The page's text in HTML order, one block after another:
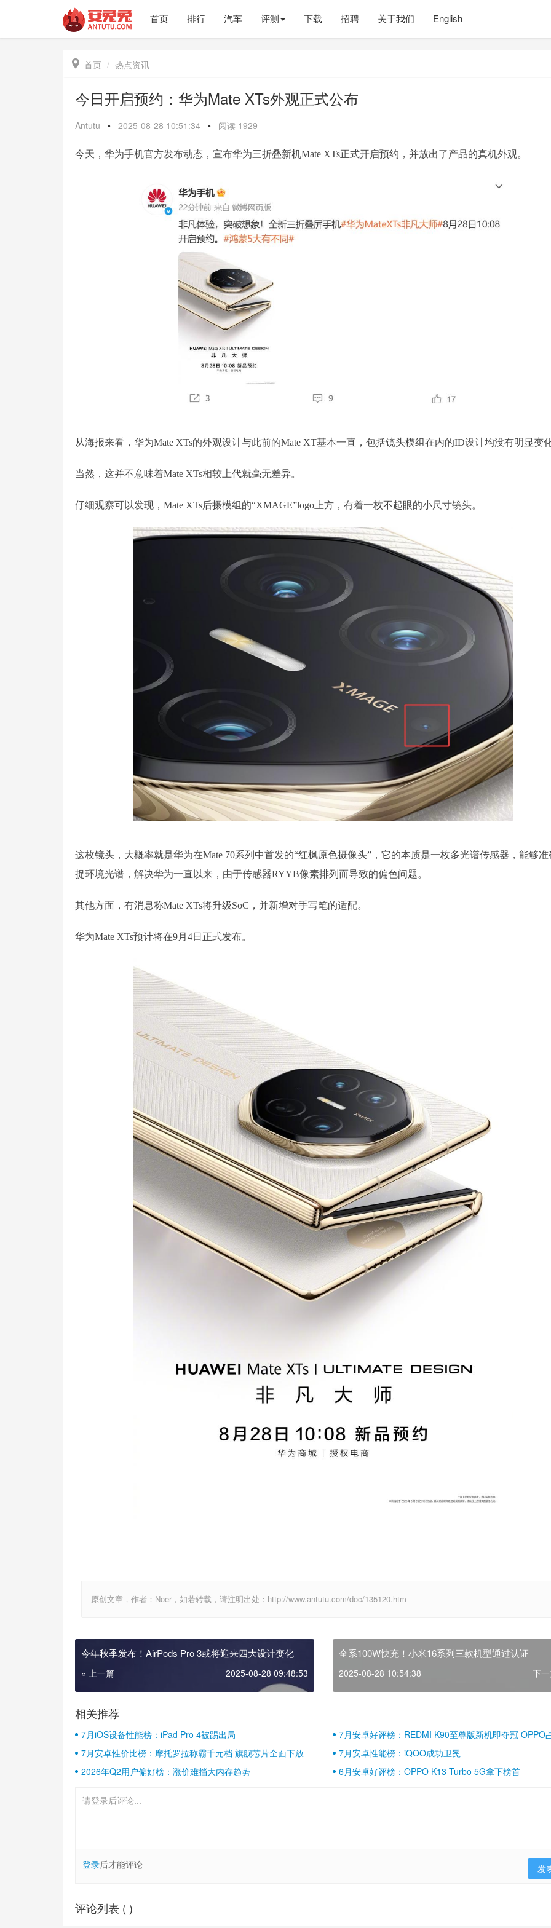
首页 排行 汽车 评测 下载 招聘 关于我们 English
 首页 热点资讯
今日开启预约：华为Mate XTs外观正式公布
Antutu • 2025-08-28 10:51:34 • 阅读 1929
今天，华为手机官方发布动态，宣布华为三折叠新机Mate XTs正式开启预约，并放出了产品的真机外观。
从海报来看，华为Mate XTs的外观设计与此前的Mate XT基本一直，包括镜头模组在内的ID设计均没有明显变
当然，这并不意味着Mate XTs相较上代就毫无差异。
仔细观察可以发现，Mate XTs后摄模组的“XMAGE”logo上方，有着一枚不起眼的小尺寸镜头。
这枚镜头，大概率就是华为在Mate 70系列中首发的“红枫原色摄像头”，它的本质是一枚多光谱传感器，能够准
捉环境光谱，解决华为一直以来，由于传感器RYYB像素排列而导致的偏色问题。
其他方面，有消息称Mate XTs将升级SoC，并新增对手写笔的适配。
华为Mate XTs预计将在9月4日正式发布。
原创文章，作者：Noer，如若转载，请注明出处：http://www.antutu.com/doc/135120.htm
今年秋季发布！AirPods Pro 3或将迎来四大设计变化
« 上一篇 2025-08-28 09:48:53
全系100W快充！小米16系列三款机型通过认证
2025-08-28 10:54:38 下
相关推荐
7月iOS设备性能榜：iPad Pro 4被踢出局
7月安卓好评榜：REDMI K90至尊版新机即夺冠 OPPO
壁江山
7月安卓性价比榜：摩托罗拉称霸千元档 旗舰芯片全面下放
7月安卓性能榜：iQOO成功卫冕
2026年Q2用户偏好榜：涨价难挡大内存趋势
6月安卓好评榜：OPPO K13 Turbo 5G拿下榜首
登录后才能评论 发
评论列表 ( )